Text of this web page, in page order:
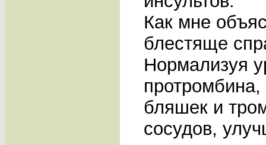
Как мне
блестяще
Нормализуя
протромбина,
бляшек и
сосудов,